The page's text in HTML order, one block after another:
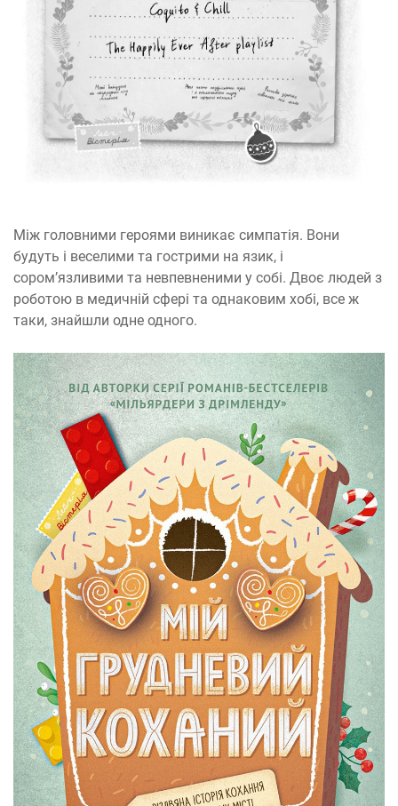
Між головними героями виникає симпатія. Вони
будуть і веселими та гострими на язик, і
соромʼязливими та невпевненими у собі. Двоє людей з
роботою в медичній сфері та однаковим хобі, все ж
таки, знайшли одне одного.